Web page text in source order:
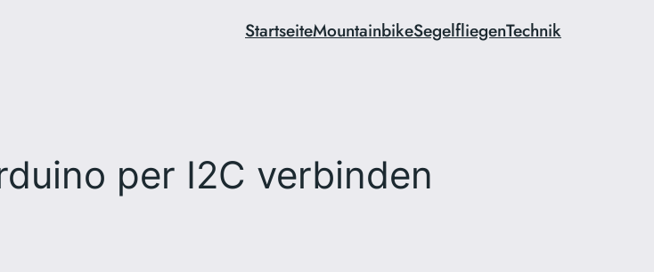
StartseiteMountainbikeSegelfliegenTechnik
per I2C verbinden